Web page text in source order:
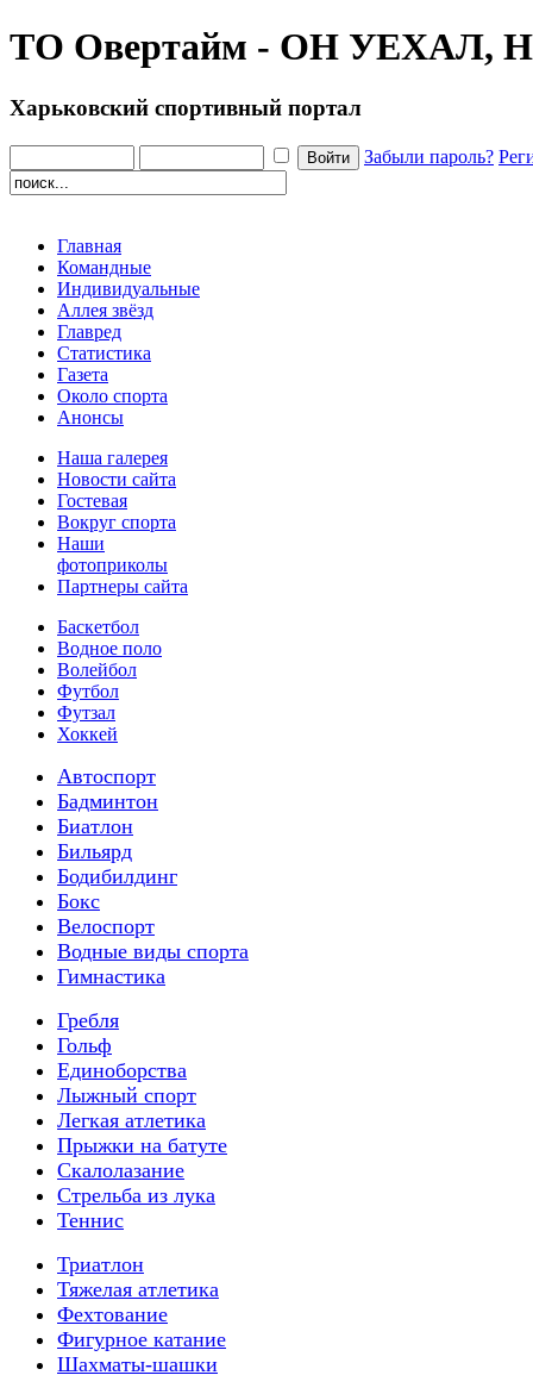
ТО Овертайм - ОН
Харьковский спортивный портал
Забыли пароль?
Главная
Командные
Индивидуальные
Аллея звёзд
Главред
Статистика
Газета
Около спорта
Анонсы
Наша галерея
Новости сайта
Гостевая
Вокруг спорта
Наши
фотоприколы
Партнеры сайта
Баскетбол
Водное поло
Волейбол
Футбол
Футзал
Хоккей
Автоспорт
Бадминтон
Биатлон
Бильярд
Бодибилдинг
Бокс
Велоспорт
Водные виды спорта
Гимнастика
Гребля
Гольф
Единоборства
Лыжный спорт
Легкая атлетика
Прыжки на батуте
Скалолазание
Стрельба из лука
Теннис
Триатлон
Тяжелая атлетика
Фехтование
Фигурное катание
Шахматы-шашки